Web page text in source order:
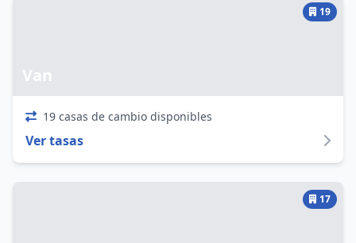
Van
19
19 casas de cambio disponibles
Ver tasas
17